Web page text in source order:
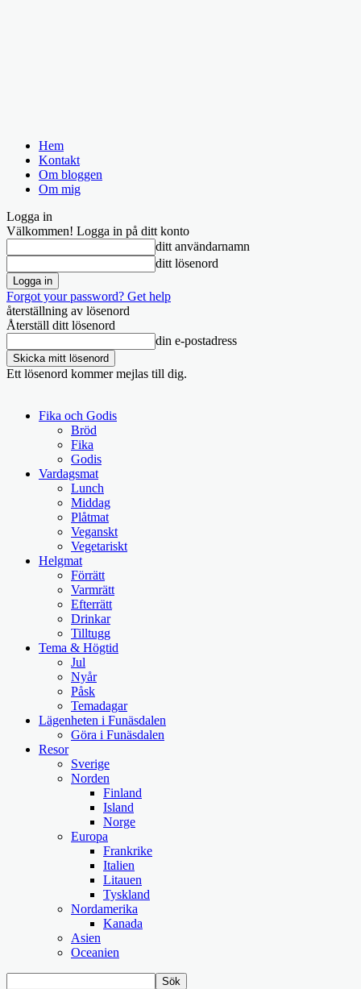
Hem
Kontakt
Om bloggen
Om mig
Logga in
Välkommen! Logga in på ditt konto
ditt användarnamn
ditt lösenord
Forgot your password? Get help
återställning av lösenord
Återställ ditt lösenord
din e-postadress
Ett lösenord kommer mejlas till dig.
Fika och Godis
Bröd
Fika
Godis
Vardagsmat
Lunch
Middag
Plåtmat
Veganskt
Vegetariskt
Helgmat
Förrätt
Varmrätt
Efterrätt
Drinkar
Tilltugg
Tema & Högtid
Jul
Nyår
Påsk
Temadagar
Lägenheten i Funäsdalen
Göra i Funäsdalen
Resor
Sverige
Norden
Finland
Island
Norge
Europa
Frankrike
Italien
Litauen
Tyskland
Nordamerika
Kanada
Asien
Oceanien